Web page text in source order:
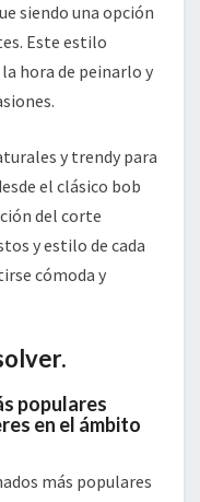
siendo una opción
Este estilo
hora de peinarlo y
y trendy para
el clásico bob
del corte
y estilo de cada
cómoda y
populares
en el ámbito
más populares